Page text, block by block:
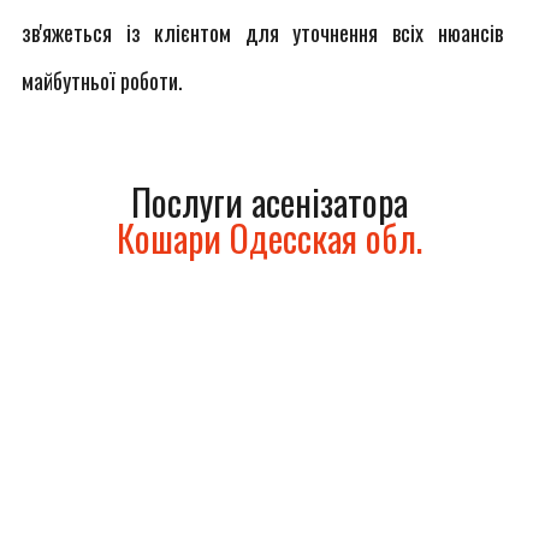
зв'яжеться із клієнтом для уточнення всіх нюансів
майбутньої роботи.
Послуги асенізатора
Кошари Одесская обл.